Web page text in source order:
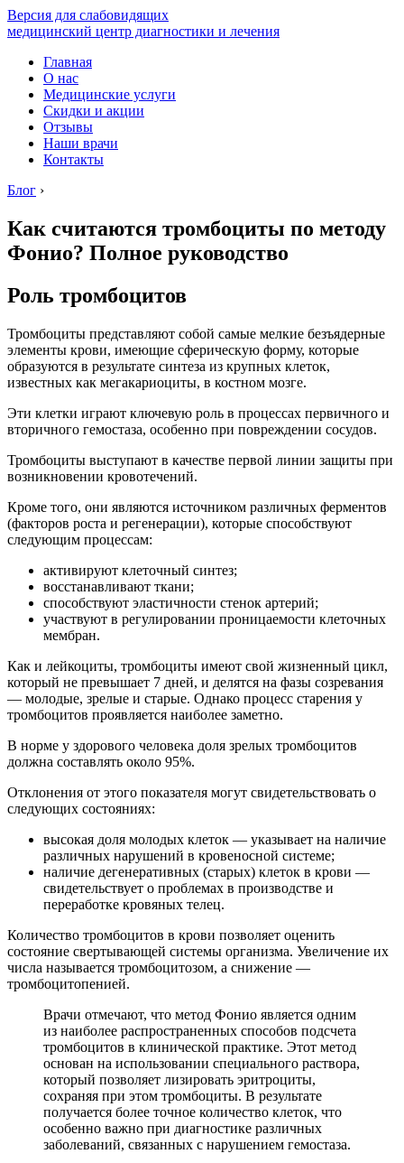
Версия для слабовидящих
медицинский центр диагностики и лечения
Главная
О нас
Медицинские услуги
Скидки и акции
Отзывы
Наши врачи
Контакты
Блог ›
Как считаются тромбоциты по методу
Фонио? Полное руководство
Роль тромбоцитов
Тромбоциты представляют собой самые мелкие безъядерные
элементы крови, имеющие сферическую форму, которые
образуются в результате синтеза из крупных клеток,
известных как мегакариоциты, в костном мозге.
Эти клетки играют ключевую роль в процессах первичного и
вторичного гемостаза, особенно при повреждении сосудов.
Тромбоциты выступают в качестве первой линии защиты при
возникновении кровотечений.
Кроме того, они являются источником различных ферментов
(факторов роста и регенерации), которые способствуют
следующим процессам:
активируют клеточный синтез;
восстанавливают ткани;
способствуют эластичности стенок артерий;
участвуют в регулировании проницаемости клеточных
мембран.
Как и лейкоциты, тромбоциты имеют свой жизненный цикл,
который не превышает 7 дней, и делятся на фазы созревания
— молодые, зрелые и старые. Однако процесс старения у
тромбоцитов проявляется наиболее заметно.
В норме у здорового человека доля зрелых тромбоцитов
должна составлять около 95%.
Отклонения от этого показателя могут свидетельствовать о
следующих состояниях:
высокая доля молодых клеток — указывает на наличие
различных нарушений в кровеносной системе;
наличие дегенеративных (старых) клеток в крови —
свидетельствует о проблемах в производстве и
переработке кровяных телец.
Количество тромбоцитов в крови позволяет оценить
состояние свертывающей системы организма. Увеличение их
числа называется тромбоцитозом, а снижение —
тромбоцитопенией.
Врачи отмечают, что метод Фонио является одним
из наиболее распространенных способов подсчета
тромбоцитов в клинической практике. Этот метод
основан на использовании специального раствора,
который позволяет лизировать эритроциты,
сохраняя при этом тромбоциты. В результате
получается более точное количество клеток, что
особенно важно при диагностике различных
заболеваний, связанных с нарушением гемостаза.